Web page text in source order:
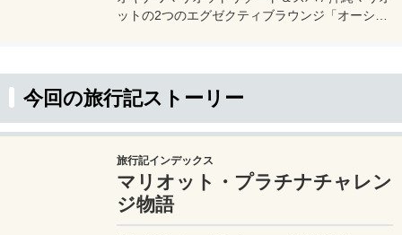
ットの2つのエグゼクティブラウンジ「オーシャ
ラチナエリート会員以上が利用可能なラウンジと
なっている。
今回の旅行記ストーリー
旅行記インデックス
マリオット・プラチナチャレン
ジ物語